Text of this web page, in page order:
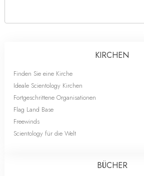
KIRCHEN
Finden Sie eine Kirche
Ideale Scientology Kirchen
Fortgeschrittene Organisationen
Flag Land Base
Freewinds
Scientology für die Welt
BÜCHER